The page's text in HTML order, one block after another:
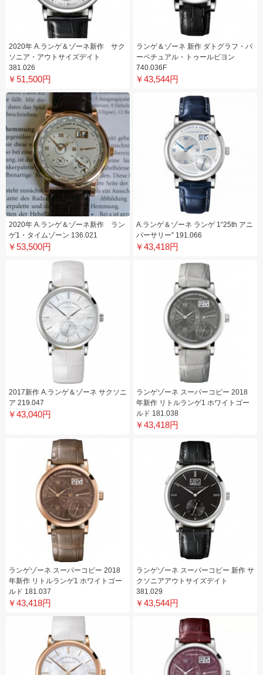
2020年 A.ランゲ＆ゾーネ新作 サク
ソニア・アウトサイズデイト
381.026
￥51,500円
ランゲ＆ゾーネ 新作 ダトグラフ・パ
ーペチュアル・トゥールビヨン
740.036F
￥43,544円
2020年 A.ランゲ＆ゾーネ新作 ラン
ゲ1・タイムゾーン 136.021
￥53,500円
A.ランゲ＆ゾーネ ランゲ 1“25th アニ
バーサリー” 191.066
￥43,418円
2017新作 A.ランゲ＆ゾーネ サクソニ
ア 219.047
￥43,040円
ランゲゾーネ スーパーコピー 2018
年新作 リトルランゲ1 ホワイトゴー
ルド 181.038
￥43,418円
ランゲゾーネ スーパーコピー 2018
年新作 リトルランゲ1 ホワイトゴー
ルド 181.037
￥43,418円
ランゲゾーネ スーパーコピー 新作 サ
クソニアアウトサイズデイト
381.029
￥43,544円